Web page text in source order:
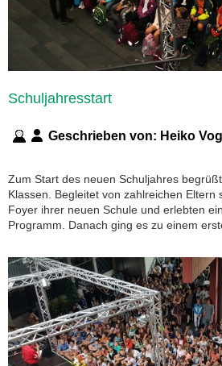
Schuljahresstart
Geschrieben von: Heiko
Zum Start des neuen Schuljahres
Klassen. Begleitet von zahlreichen Eltern
Foyer ihrer neuen Schule und erlebten
Programm. Danach ging es zu einem